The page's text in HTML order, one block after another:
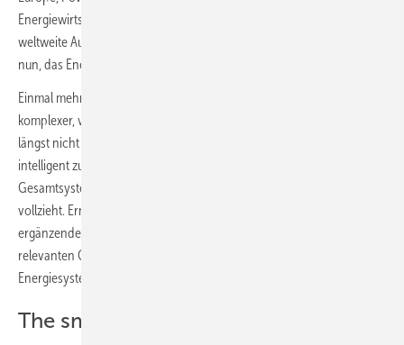
Energiewirtschaft ist bereit für die nächste Phase. Denn während der
weltweite Ausbau erneuerbarer Energien in vollem Gange ist, gilt es
nun, das Energiesystem flexibel, digital und integrativer zu gestalten.
Einmal mehr wurde deutlich: Die Energiesysteme werden immer
komplexer, vernetzter und integrierter. Sektoren und Branchen sind
längst nicht mehr nur gekoppelt. Sie wachsen dezentral, digital und
intelligent zusammen. Was entsteht, ist ein dynamisches
Gesamtsystem, in dem sich die Energiewende real und wirtschaftlich
vollzieht. Erneuerbare Energien sind dabei nicht länger ein
ergänzendes Element – sie sind in vielen Märkten bereits zu einer
relevanten Größe geworden und bestimmen zunehmend, wie
Energiesysteme aufgebaut werden.
The smarter E Award